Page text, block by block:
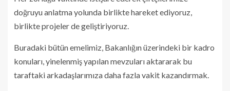
doğruyu anlatma yolunda birlikte hareket ediyoruz,
birlikte projeler de geliştiriyoruz.
Buradaki bütün emelimiz, Bakanlığın üzerindeki bir kadro
konuları, yinelenmiş yapılan mevzuları aktararak bu
taraftaki arkadaşlarımıza daha fazla vakit kazandırmak.